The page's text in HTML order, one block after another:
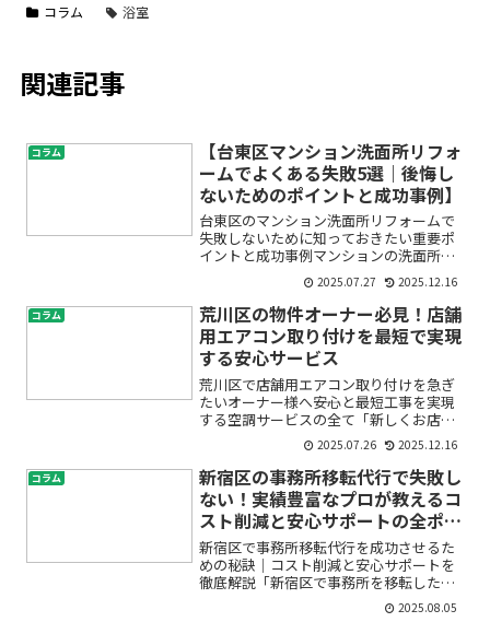
コラム 浴室
関連記事
コラム
【台東区マンション洗面所リフォ
ームでよくある失敗5選｜後悔し
ないためのポイントと成功事例】
台東区のマンション洗面所リフォームで
失敗しないために知っておきたい重要ポ
イントと成功事例マンションの洗面所リ
フォームを考えているけれど、「失敗し
たらどうしよう」「費用や業者選びも不
安…」——そんなお悩みをお持ちではあ
りませんか？特に初めての...
2025.07.27 2025.12.16
コラム
荒川区の物件オーナー必見！店舗
用エアコン取り付けを最短で実現
する安心サービス
荒川区で店舗用エアコン取り付けを急ぎ
たいオーナー様へ――安心と最短工事を実現
する空調サービスの全て「新しくお店を
オープンする」「老朽化したエアコンを
早く交換したい」「開業日が迫っている
のに、エアコンの設置が間に合うか不
安」――荒川区で店舗や...
2025.07.26 2025.12.16
コラム
新宿区の事務所移転代行で失敗し
ない！実績豊富なプロが教えるコ
スト削減と安心サポートの全ポイ
ント
新宿区で事務所移転代行を成功させるた
めの秘訣｜コスト削減と安心サポートを
徹底解説「新宿区で事務所を移転したい
けれど、何から始めていいかわからな
い」「コストを抑えつつ、スムーズにオ
2025.08.05